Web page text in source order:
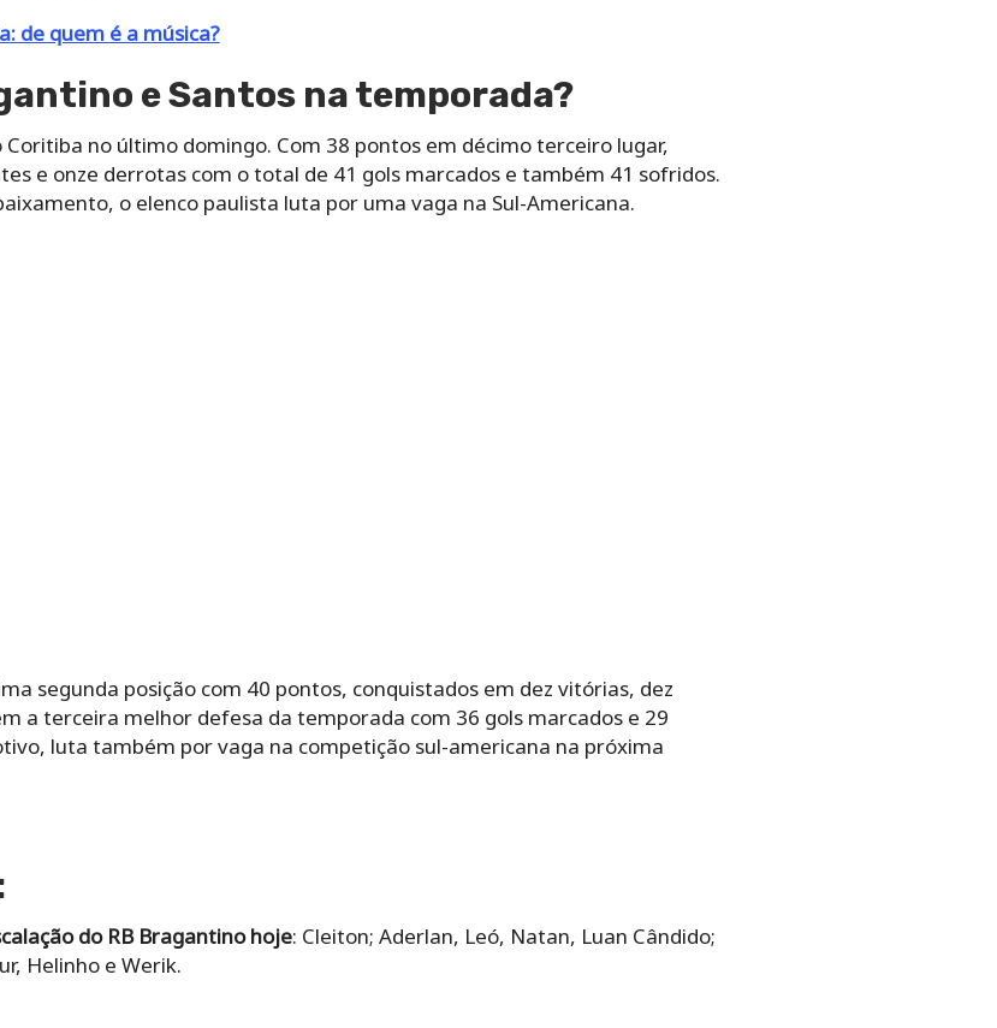
de quem é a música?
e Santos na temporada?
no último domingo. Com 38 pontos em décimo terceiro lugar,
e onze derrotas com o total de 41 gols marcados e também 41 sofridos.
o elenco paulista luta por uma vaga na Sul-Americana.
segunda posição com 40 pontos, conquistados em dez vitórias, dez
a terceira melhor defesa da temporada com 36 gols marcados e 29
luta também por vaga na competição sul-americana na próxima
do RB Bragantino hoje: Cleiton; Aderlan, Leó, Natan, Luan Cândido;
Helinho e Werik.